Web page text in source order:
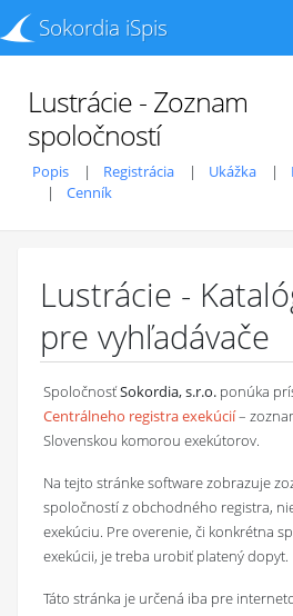
Sokordia iSpis
Lustrácie - Zoznam
spoločností
Popis Registrácia Ukážka
Cenník
Lustrácie -
pre vyhľadávače
SpoločnosťSokordia, s.r.o. ponúka
Centrálneho registra exekúcií–
Slovenskou komorou exekútorov.
Na tejto stránke software zobrazuje
spoločností z obchodného registra,
exekúciu. Pre overenie, či konkrétna
exekúcii, je treba urobiť platený dopyt.
Táto stránka je určená iba pre